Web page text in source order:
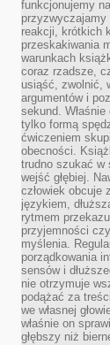
funkcjonujemy
przyzwyczajamy
reakcji, krótkich
przeskakiwania
warunkach
coraz rzadsze,
usiąść, zwolnić,
argumentów i
sekund.
tylko formą
ćwiczeniem
obecności.
trudno szukać w
wejść głębiej.
człowiek obcuje
językiem,
rytmem
przyjemności
myślenia.
porządkowania
sensów i
nie otrzymuje
podążać za
we własnej
właśnie on
głębszy niż